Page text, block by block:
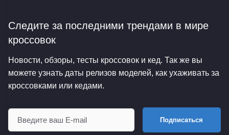
Следите за последними трендами в мире
кроссовок
Новости, обзоры, тесты кроссовок и кед. Так же вы
можете узнать даты релизов моделей, как ухаживать за
кроссовками или кедами.
Подписаться